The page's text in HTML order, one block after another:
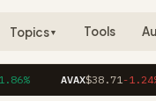
Topics▼ Tools
AVAX$38.71-1.24%